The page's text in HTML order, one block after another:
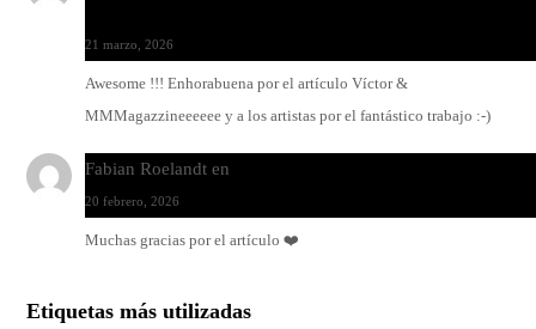
21 marzo, 2026
Awesome !!! Enhorabuena por el artículo Víctor &
MMMagazzineeeeee y a los artistas por el fantástico trabajo :-)
Fabian Roelandt en
20 febrero, 2026
Muchas gracias por el artículo ❤️
Etiquetas más utilizadas